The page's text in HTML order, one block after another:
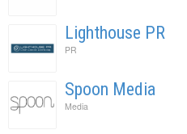
Lighthouse PR
PR
Spoon Media
Media